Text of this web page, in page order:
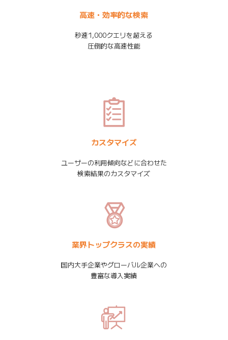
高速・効率的な検索
秒速1,000クエリを超える
圧倒的な高速性能
カスタマイズ
ユーザーの利用傾向などに合わせた
検索結果のカスタマイズ
業界トップクラスの実績
国内大手企業やグローバル企業への
豊富な導入実績